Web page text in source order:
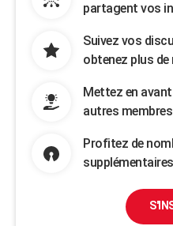
partagent vos
Suivez vos
obtenez plus de
Mettez en
autres membres
Profitez de